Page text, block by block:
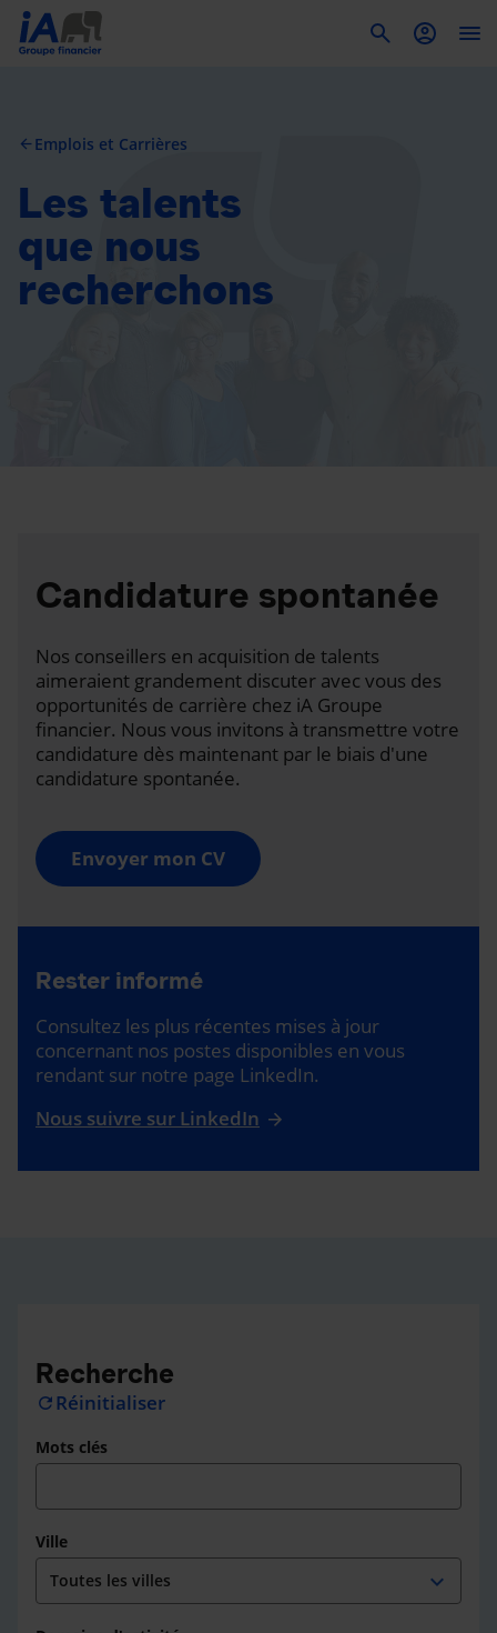
arrow_back Emplois et Carrières
Les talents
que nous
recherchons
Candidature spontanée
Nos conseillers en acquisition de talents
aimeraient grandement discuter avec vous des
opportunités de carrière chez iA Groupe
financier. Nous vous invitons à transmettre votre
candidature dès maintenant par le biais d'une
candidature spontanée.
Envoyer mon CV
Rester informé
Consultez les plus récentes mises à jour
concernant nos postes disponibles en vous
rendant sur notre page LinkedIn.
Nous suivre sur LinkedIn
Recherche
refresh Réinitialiser
Mots clés
Ville
expand_more